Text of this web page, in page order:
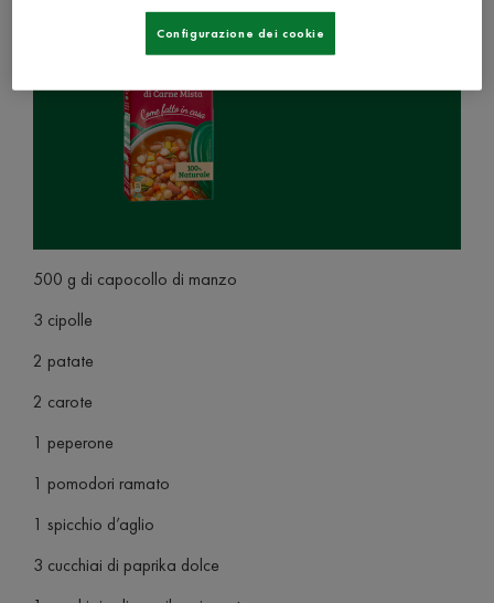
500 g di capocollo di manzo
3 cipolle
2 patate
2 carote
1 peperone
1 pomodori ramato
1 spicchio d’aglio
3 cucchiai di paprika dolce
Configurazione dei cookie